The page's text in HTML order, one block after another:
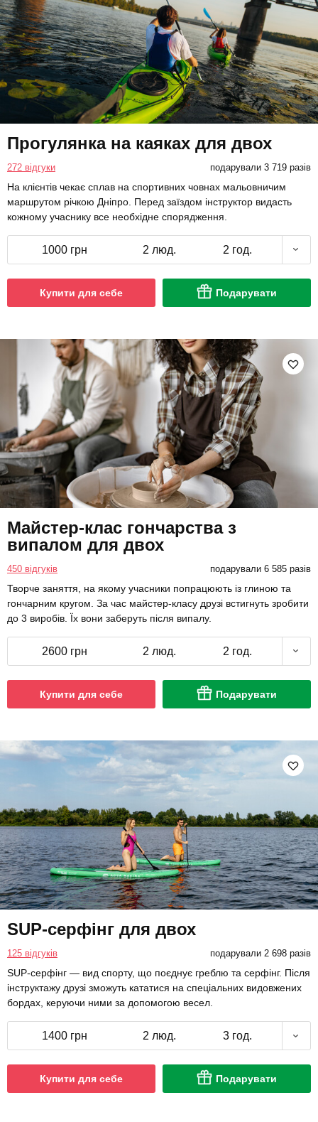
Прогулянка на каяках для двох
272 відгуки подарували 3 719 разів
На клієнтів чекає сплав на спортивних човнах мальовничим
маршрутом річкою Дніпро. Перед заїздом інструктор видасть
кожному учаснику все необхідне спорядження.
1000 грн 2 люд. 2 год.
Купити для себе Подарувати
Майстер-клас гончарства з
випалом для двох
450 відгуків подарували 6 585 разів
Творче заняття, на якому учасники попрацюють із глиною та
гончарним кругом. За час майстер-класу друзі встигнуть зробити
до 3 виробів. Їх вони заберуть після випалу.
2600 грн 2 люд. 2 год.
Купити для себе Подарувати
SUP-серфінг для двох
125 відгуків подарували 2 698 разів
SUP-серфінг — вид спорту, що поєднує греблю та серфінг. Після
інструктажу друзі зможуть кататися на спеціальних видовжених
бордах, керуючи ними за допомогою весел.
1400 грн 2 люд. 3 год.
Купити для себе Подарувати